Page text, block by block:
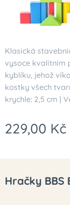
Klasická
vysoce kvalitním
kyblíku, jehož
kostky všech
krychle: 2,5 cm |
229,00 Kč
Hračky BBS